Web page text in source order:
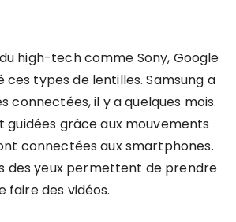
high-tech comme Sony, Google
types de lentilles. Samsung a
connectées, il y a quelques mois.
guidées grâce aux mouvements
connectées aux smartphones.
des yeux permettent de prendre
faire des vidéos.